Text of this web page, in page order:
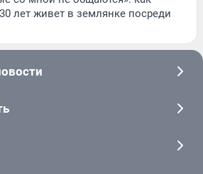
лет живет в землянке посреди